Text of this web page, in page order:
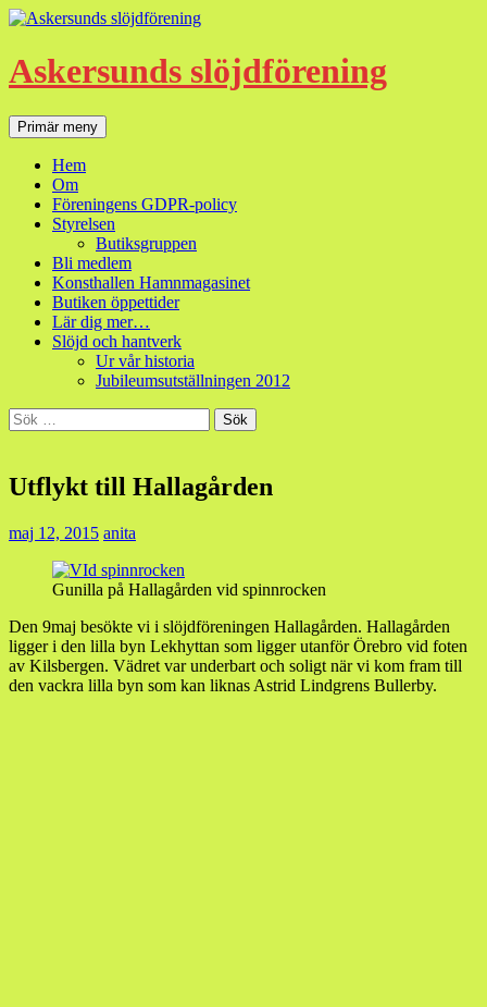
Hoppa
innehåll
Askersunds slöjdförening
SökPrimär meny
Hem
Om
Föreningens GDPR-policy
Styrelsen
Butiksgruppen
Bli medlem
Konsthallen Hamnmagasinet
Butiken öppettider
Lär dig mer…
Slöjd och hantverk
Ur vår historia
Jubileumsutställningen 2012
Sök
efter:
Utflykt till Hallagården
maj 12, 2015 anita
Gunilla på Hallagården vid spinnrocken
Den 9maj besökte vi i slöjdföreningen Hallagården. Hallagården
ligger i den lilla byn Lekhyttan som ligger utanför Örebro vid foten
av Kilsbergen. Vädret var underbart och soligt när vi kom fram till
den vackra lilla byn som kan liknas Astrid Lindgrens Bullerby.